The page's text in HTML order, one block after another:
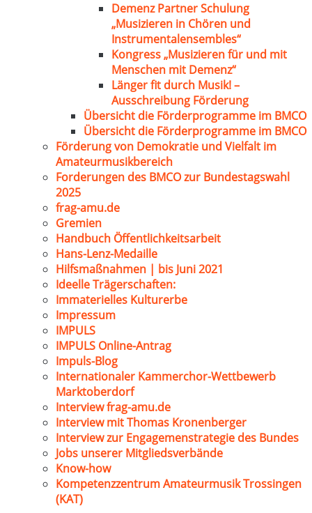
Demenz Partner Schulung
„Musizieren in Chören und
Instrumentalensembles“
Kongress „Musizieren für und mit
Menschen mit Demenz“
Länger fit durch Musik! –
Ausschreibung Förderung
Übersicht die Förderprogramme im BMCO
Übersicht die Förderprogramme im BMCO
Förderung von Demokratie und Vielfalt im
Amateurmusikbereich
Forderungen des BMCO zur Bundestagswahl
2025
frag-amu.de
Gremien
Handbuch Öffentlichkeitsarbeit
Hans-Lenz-Medaille
Hilfsmaßnahmen | bis Juni 2021
Ideelle Trägerschaften:
Immaterielles Kulturerbe
Impressum
IMPULS
IMPULS Online-Antrag
Impuls-Blog
Internationaler Kammerchor-Wettbewerb
Marktoberdorf
Interview frag-amu.de
Interview mit Thomas Kronenberger
Interview zur Engagemenstrategie des Bundes
Jobs unserer Mitgliedsverbände
Know-how
Kompetenzzentrum Amateurmusik Trossingen
(KAT)